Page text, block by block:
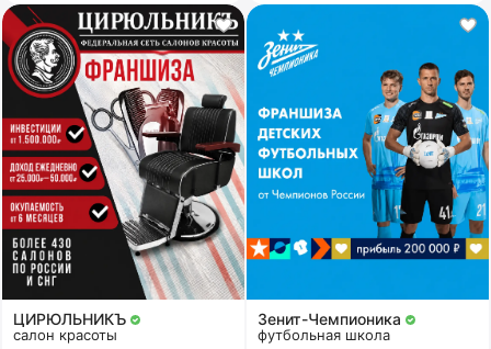
ЦИРЮЛЬНИКЪ
салон красоты
Зенит-Чемпионика
футбольная школа